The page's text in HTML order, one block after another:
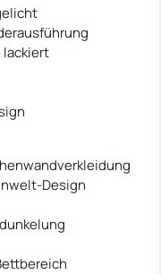
lackiert
Design